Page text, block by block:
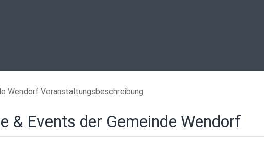
Wendorf Veranstaltungsbeschreibung
& Events der Gemeinde Wendorf